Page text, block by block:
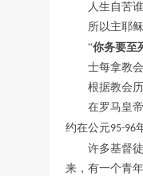
人生自苦
所以主耶稣
“你务要至
士每拿教
根据教会
在罗马皇
约在公元95-96
许多基督
来，有一个青